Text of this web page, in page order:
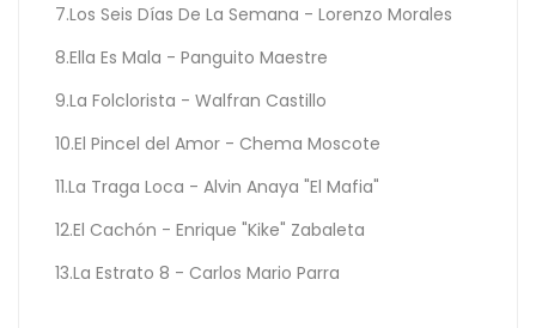
7.Los Seis Días De La Semana - Lorenzo Morales
8.Ella Es Mala - Panguito Maestre
9.La Folclorista - Walfran Castillo
10.El Pincel del Amor - Chema Moscote
11.La Traga Loca - Alvin Anaya "El Mafia"
12.El Cachón - Enrique "Kike" Zabaleta
13.La Estrato 8 - Carlos Mario Parra